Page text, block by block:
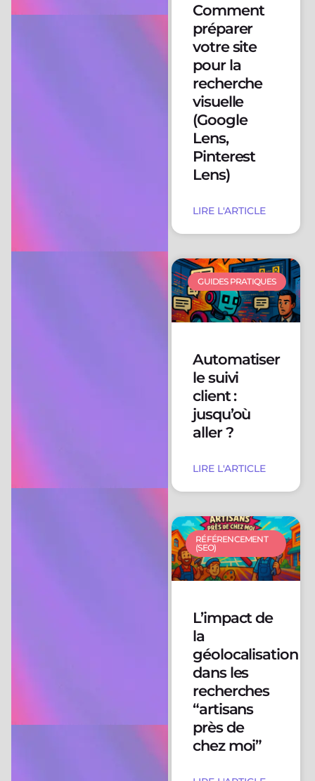
Comment
préparer
votre site
pour la
recherche
visuelle
(Google
Lens,
Pinterest
Lens)
LIRE L'ARTICLE
GUIDES PRATIQUES
Automatiser
le suivi
client :
jusqu’où
aller ?
LIRE L'ARTICLE
RÉFÉRENCEMENT
(SEO)
L’impact de
la
géolocalisation
dans les
recherches
“artisans
près de
chez moi”